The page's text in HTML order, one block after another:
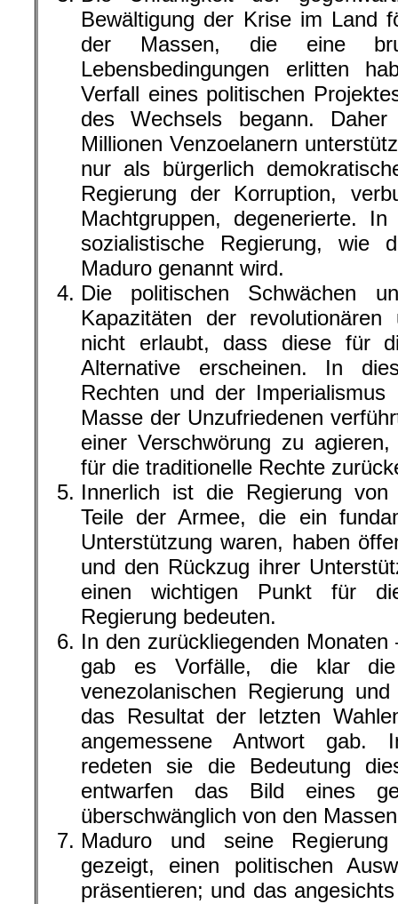
Bewältigung der Krise im Land
der Massen, die eine
Lebensbedingungen erlitten
Verfall eines politischen
des Wechsels begann.
Millionen Venzoelanern
nur als bürgerlich
Regierung der Korruption,
Machtgruppen, degenerierte.
sozialistische Regierung, wie
Maduro genannt wird.
Die politischen Schwächen
Kapazitäten der
nicht erlaubt, dass diese für
Alternative erscheinen. In
Rechten und der
Masse der Unzufriedenen
einer Verschwörung zu
für die traditionelle Rechte
Innerlich ist die Regierung
Teile der Armee, die ein
Unterstützung waren, haben
und den Rückzug ihrer
einen wichtigen Punkt für
Regierung bedeuten.
In den zurückliegenden
gab es Vorfälle, die klar
venezolanischen Regierung
das Resultat der letzten
angemessene Antwort gab.
redeten sie die Bedeutung
entwarfen das Bild eines
überschwänglich von den
Maduro und seine
gezeigt, einen politischen
präsentieren; und das